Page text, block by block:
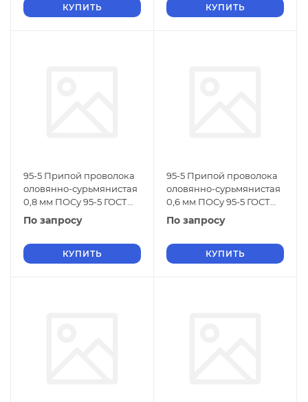
КУПИТЬ КУПИТЬ
95-5 Припой проволока
оловянно-сурьмянистая
0,8 мм ПОСу 95-5 ГОСТ
21931-76
По запросу
КУПИТЬ
95-5 Припой проволока
оловянно-сурьмянистая
0,6 мм ПОСу 95-5 ГОСТ
21931-76
По запросу
КУПИТЬ